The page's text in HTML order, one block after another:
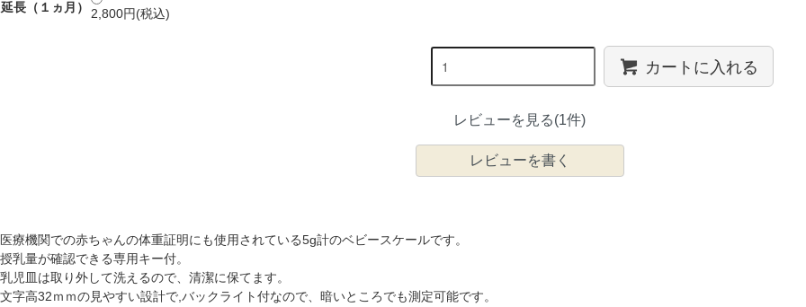
延長（１ヵ月） 2,800円(税込)
カートに入れる
レビューを見る(1件)
レビューを書く
医療機関での赤ちゃんの体重証明にも使用されている5g計のベビースケールです。
授乳量が確認できる専用キー付。
乳児皿は取り外して洗えるので、清潔に保てます。
文字高32ｍｍの見やすい設計で,バックライト付なので、暗いところでも測定可能です。